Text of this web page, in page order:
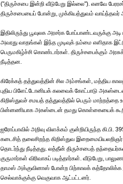
("திருச்சபை இன்றி வீடுபேறு இல்லை"). எனவே
திருச்சபையைப் போன்று, முக்கியத்துவம் வாய்ந்தவர்
இதிலிருந்து பூவுலக அரசர்க
அவரது வாதங்கள் இந்த முடிவுக் நம்மை எளிதாக
பெருமகிழ்ச்சி கொண்டார்கள். திருச்சபைக்கும்
நீடித்தன.
கிரேக்கத் தத்துவத்தின் சில அம்சங்கள், மத்திய
புதிய பிளேட்டோனியக் கலவைக் கோட்பாடு
கிறிஸ்துவச் சமயத் தத்துவத்தில் பெரும் மாற்றத்தை
பின்னணியாக அகஸ்டைன் தமது கொள்கையைக்
ஐரோப்பாவில் அறிவு விளக்கம் குன்றியிருந்த
கடைசித் தலைசிறந்த கிறிஸ்துவ
தொடர்ந்து நீடித்தது. லத்தீன் திருச்சபைத்
குருமார்கள் விரிவாகப் படித்தார்கள். வீடுபேறு,
தாமஸ் அக்குவினாஸ் போன்ற பிற்காலக்
செல்வாக்குக்கு வெகுவாக ஆட்பட்டனர்.